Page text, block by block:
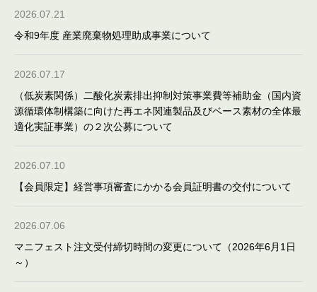
2026.07.21
令和9年度 産業廃棄物処理助成事業について
2026.07.17
（低炭素関係）二酸化炭素排出抑制対策事業費等補助金（国内資
源循環体制構築に向けた再エネ関連製品及びベース素材の全体最
適化実証事業）の２次公募について
2026.07.10
【会員限定】経営事項審査にかかる会員証明書の交付について
2026.07.06
マニフェスト注文受付締切時間の変更について（2026年6月1日
～）